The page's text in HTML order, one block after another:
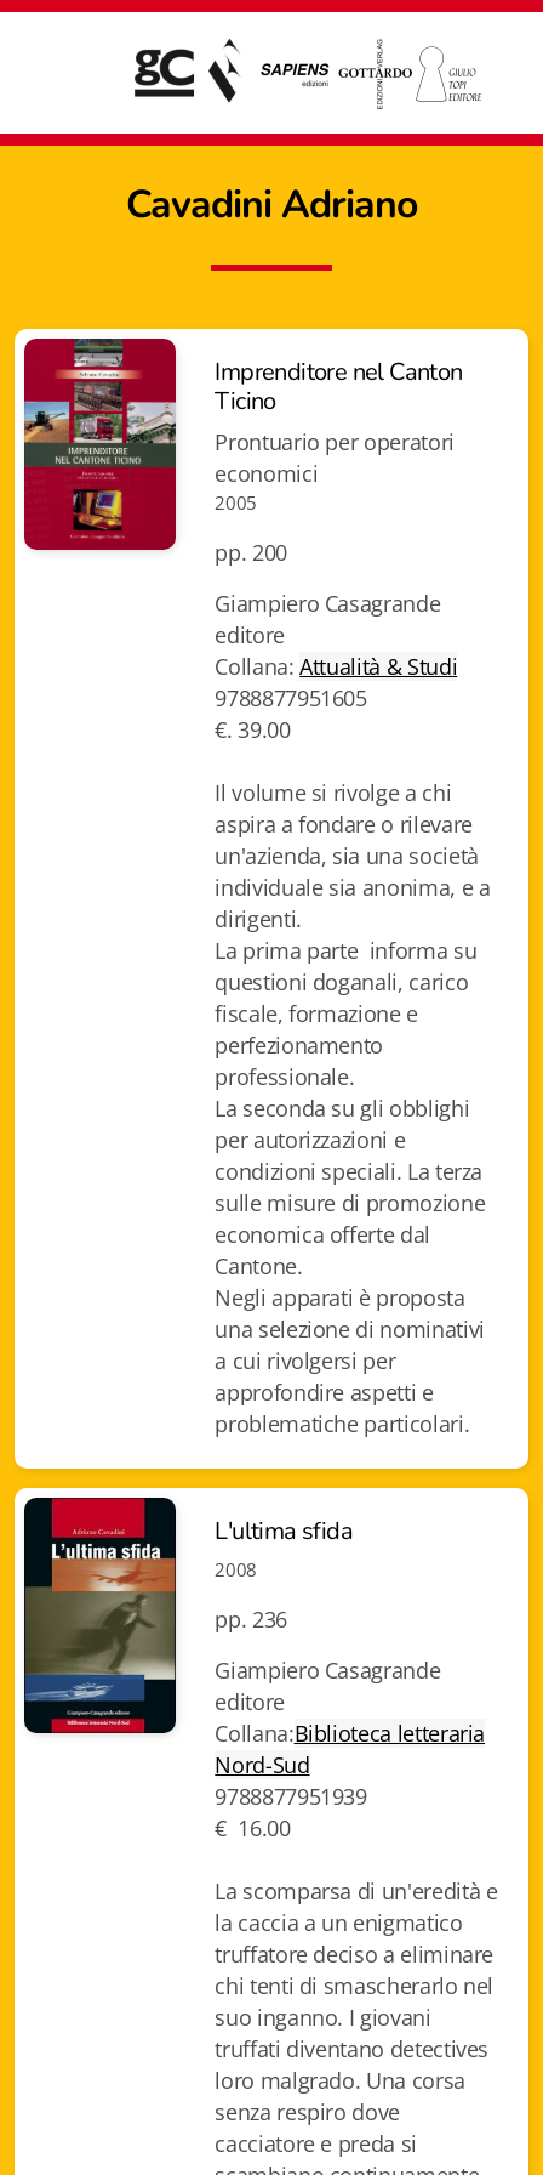
Cavadini Adriano
Imprenditore nel Canton
Ticino
Prontuario per operatori
economici
2005
pp. 200
Giampiero Casagrande
editore
Collana:Attualità & Studi
9788877951605
€. 39.00
Il volume si rivolge a chi
aspira a fondare o rilevare
un'azienda, sia una società
individuale sia anonima, e a
dirigenti.
La prima parte informa su
questioni doganali, carico
fiscale, formazione e
perfezionamento
professionale.
La seconda su gli obblighi
per autorizzazioni e
condizioni speciali. La terza
sulle misure di promozione
economica offerte dal
Cantone.
Negli apparati è proposta
una selezione di nominativi
a cui rivolgersi per
approfondire aspetti e
problematiche particolari.
L'ultima sfida
2008
pp. 236
Giampiero Casagrande
editore
Collana:Biblioteca letteraria
Nord-Sud
9788877951939
€ 16.00
La scomparsa di un'eredità e
la caccia a un enigmatico
truffatore deciso a eliminare
chi tenti di smascherarlo nel
suo inganno. I giovani
truffati diventano detectives
loro malgrado. Una corsa
senza respiro dove
cacciatore e preda si
Giampiero Casagrande editore
Biblioteca letteraria Nord-Sud
EJO- European Journalism Observatory
iQuaderni - fondazioneculturalecollinadoro
Istituzioni - Società - Cittadini
Varia
Fidia edizioni d'arte
Fidia Architettura
Fidia. Artisti
Fidia. Artisti dei laghi. Itinerari europei
Fidia. Panoramas - Forces Vives par Jean Petit